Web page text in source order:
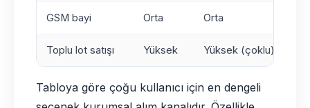
GSM bayi Orta Orta
Toplu lot satışı Yüksek Yüksek (çoklu)
Tabloya göre çoğu kullanıcı için en dengeli